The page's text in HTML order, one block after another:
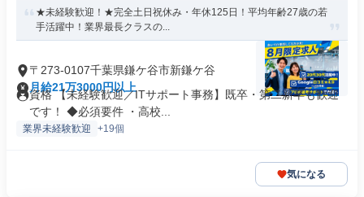
★未経験歓迎！★完全土日祝休み・年休125日！平均年齢27歳の若
手活躍中！業界最長クラスの...
〒273-0107千葉県鎌ケ谷市新鎌ケ谷
月給21万3000円以上
資格 【未経験歓迎／ITサポート事務】既卒・第二新卒も歓迎
です！ ◆必須要件 ・高校...
業界未経験歓迎 +19個
気になる